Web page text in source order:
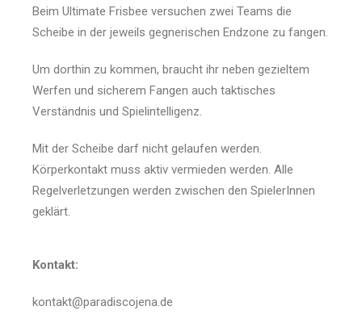
Beim Ultimate Frisbee versuchen zwei Teams die
Scheibe in der jeweils gegnerischen Endzone zu fangen.
Um dorthin zu kommen, braucht ihr neben gezieltem
Werfen und sicherem Fangen auch taktisches
Verständnis und Spielintelligenz.
Mit der Scheibe darf nicht gelaufen werden.
Körperkontakt muss aktiv vermieden werden. Alle
Regelverletzungen werden zwischen den SpielerInnen
geklärt.
Kontakt:
kontakt@paradiscojena.de